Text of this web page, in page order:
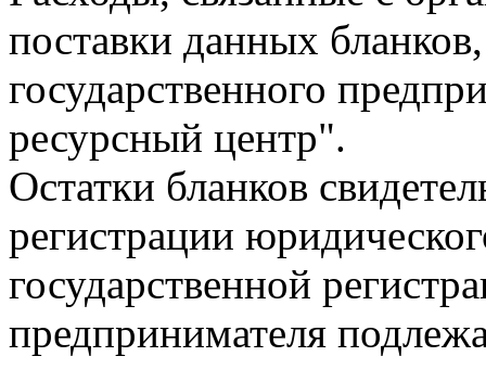
поставки данных
государственного
ресурсный центр".
Остатки бланков
регистрации
государственной
предпринимателя